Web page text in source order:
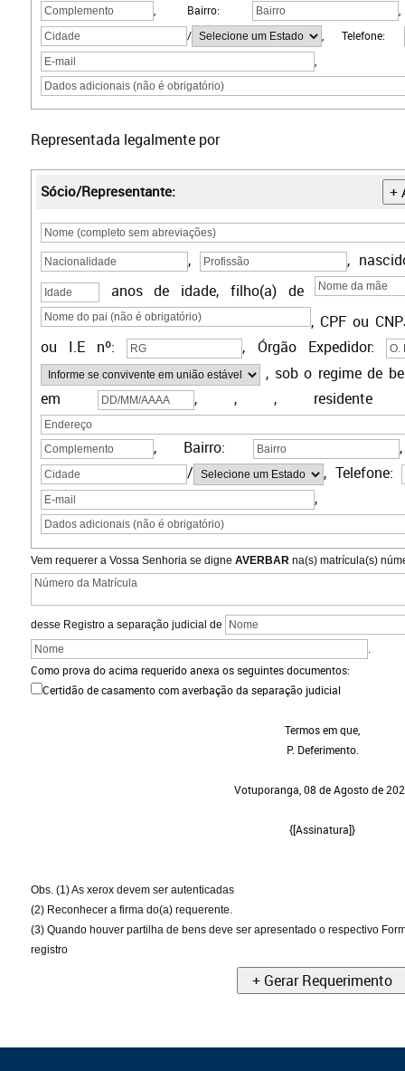
, Bairro:
/
, Telefone:
Representada legalmente por
Sócio/Representante: +
,
,
anos de idade, filho(a) de
, CPF ou
ou I.E nº: , Órgão Expedidor:
, sob o regime de
em
, , , residente
, Bairro:
/
, Telefone:
,
Vem requerer a Vossa Senhoria se digne AVERBAR na(s) matrícula(s)
desse Registro a separação judicial de
.
Como prova do acima requerido anexa os seguintes documentos:
Certidão de casamento com averbação da separação judicial
Termos em que,
P. Deferimento.
Votuporanga, 08 de Agosto de
{[Assinatura]}
Obs. (1) As xerox devem ser autenticadas
(2) Reconhecer a firma do(a) requerente.
(3) Quando houver partilha de bens deve ser apresentado o respectivo
registro
+ Gerar Requerimento